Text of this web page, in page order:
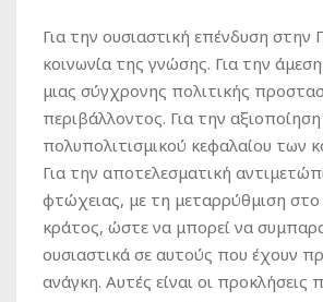
Για την ουσιαστική επένδυση στην
κοινωνία της γνώσης. Για την
μιας σύγχρονης πολιτικής
περιβάλλοντος. Για την
πολυπολιτισμικού κεφαλαίου των
Για την αποτελεσματική
φτώχειας, με τη μεταρρύθμιση στο
κράτος, ώστε να μπορεί να
ουσιαστικά σε αυτούς που έχουν
ανάγκη. Αυτές είναι οι προκλήσεις